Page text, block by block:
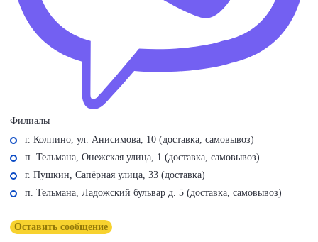
Филиалы
г. Колпино, ул. Анисимова, 10 (доставка, самовывоз)
п. Тельмана, Онежская улица, 1 (доставка, самовывоз)
г. Пушкин, Сапёрная улица, 33 (доставка)
п. Тельмана, Ладожский бульвар д. 5 (доставка, самовывоз)
Оставить сообщение